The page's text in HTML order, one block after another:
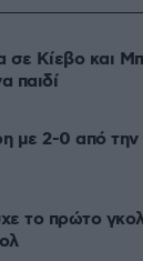
σε Κίεβο και
παιδί
με 2-0 από την
το πρώτο